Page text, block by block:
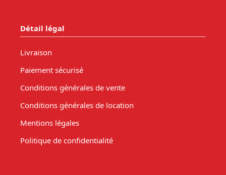
Détail légal
Livraison
Paiement sécurisé
Conditions générales de vente
Conditions générales de location
Mentions légales
Politique de confidentialité